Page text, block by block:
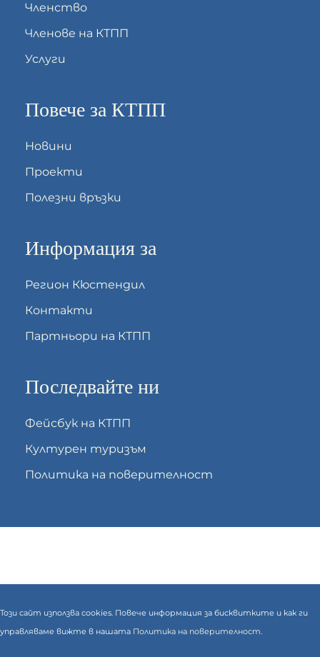
Членство
Членове на КТПП
Услуги
Повече за КТПП
Новини
Проекти
Полезни връзки
Информация за
Регион Кюстендил
Контакти
Партньори на КТПП
Последвайте ни
Фейсбук на КТПП
Културен туризъм
Политика на поверителност
Този сайт използва cookies. Повече информация за бисквитките и как ги
управляваме вижте в нашата Политика на поверителност.